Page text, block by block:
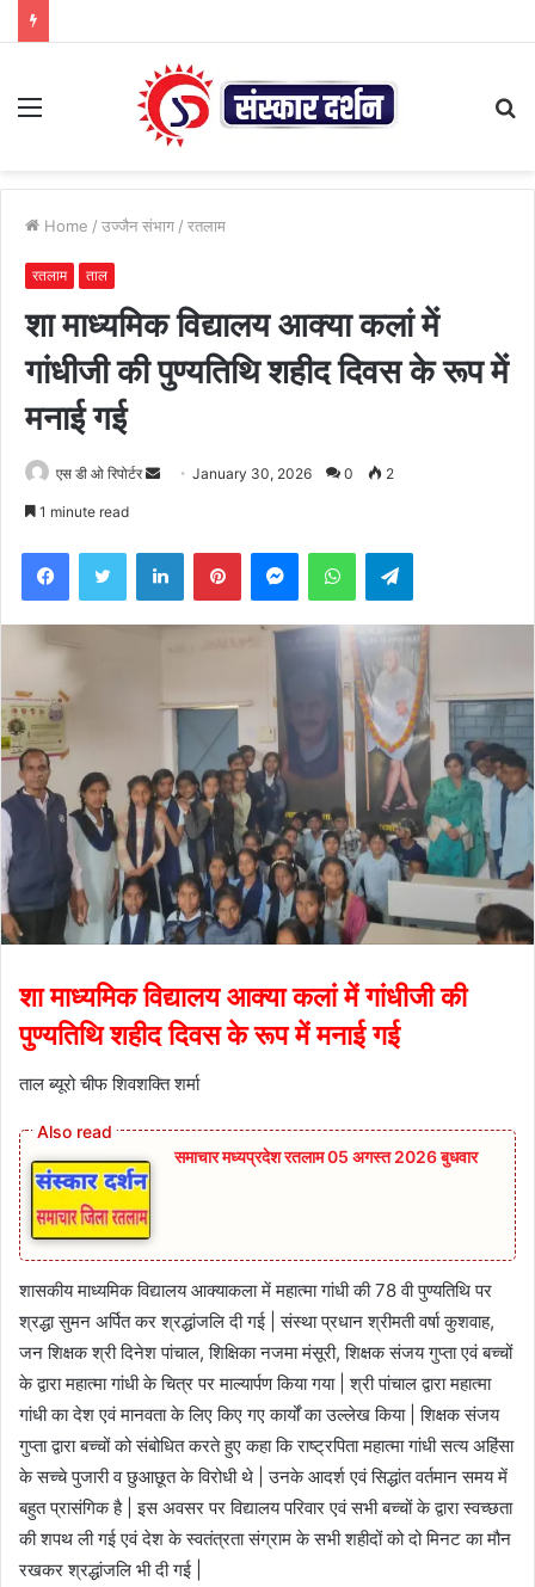
Menu
Home / उज्जैन संभाग / रतलाम
रतलाम ताल
शा माध्यमिक विद्यालय आक्या कलां में
गांधीजी की पुण्यतिथि शहीद दिवस के रूप में
मनाई गई
एस डी ओ रिपोर्टर
Send January 30, 2026 0 2
1 minute read
FacebookTwitter LinkedInPinterestMessengerWhatsAppTelegram
शा माध्यमिक विद्यालय आक्या कलां में गांधीजी की
पुण्यतिथि शहीद दिवस के रूप में मनाई गई
ताल ब्यूरो चीफ शिवशक्ति शर्मा
समाचार मध्यप्रदेश रतलाम 05 अगस्त 2026 बुधवार
शासकीय माध्यमिक विद्यालय आक्याकला में महात्मा गांधी की 78 वी पुण्यतिथि पर
श्रद्धा सुमन अर्पित कर श्रद्धांजलि दी गई | संस्था प्रधान श्रीमती वर्षा कुशवाह,
जन शिक्षक श्री दिनेश पांचाल, शिक्षिका नजमा मंसूरी, शिक्षक संजय गुप्ता एवं बच्चों
के द्वारा महात्मा गांधी के चित्र पर माल्यार्पण किया गया | श्री पांचाल द्वारा महात्मा
गांधी का देश एवं मानवता के लिए किए गए कार्यों का उल्लेख किया | शिक्षक संजय
गुप्ता द्वारा बच्चों को संबोधित करते हुए कहा कि राष्ट्रपिता महात्मा गांधी सत्य अहिंसा
के सच्चे पुजारी व छुआछूत के विरोधी थे | उनके आदर्श एवं सिद्धांत वर्तमान समय में
बहुत प्रासंगिक है | इस अवसर पर विद्यालय परिवार एवं सभी बच्चों के द्वारा स्वच्छता
की शपथ ली गई एवं देश के स्वतंत्रता संग्राम के सभी शहीदों को दो मिनट का मौन
रखकर श्रद्धांजलि भी दी गई |